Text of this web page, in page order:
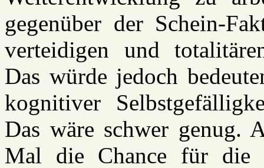
gegenüber der Schein-
verteidigen und
Das würde jedoch
kognitiver
Das wäre schwer genug.
Mal die Chance für die